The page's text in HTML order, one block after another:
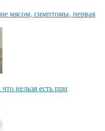
мясом, симптомы, первая
нельзя есть при